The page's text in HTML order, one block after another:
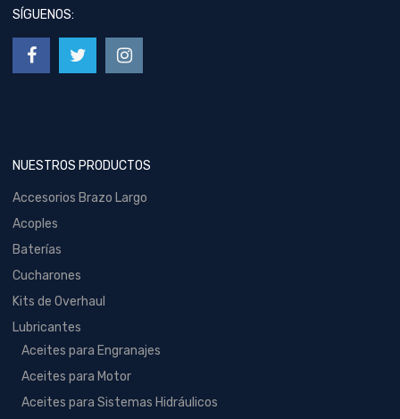
SÍGUENOS:
NUESTROS PRODUCTOS
Accesorios Brazo Largo
Acoples
Baterías
Cucharones
Kits de Overhaul
Lubricantes
Aceites para Engranajes
Aceites para Motor
Aceites para Sistemas Hidráulicos